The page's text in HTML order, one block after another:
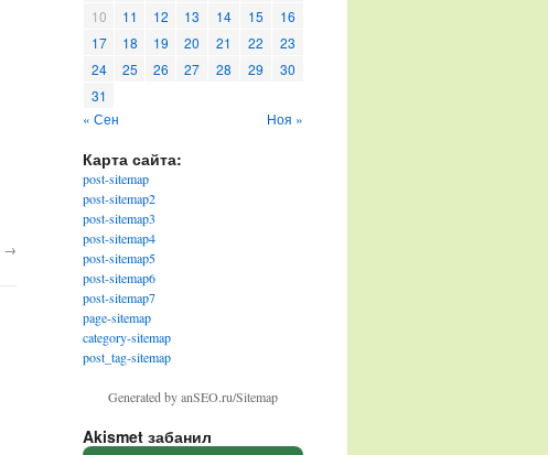
→
10
11 12 13 14 15
16
17
18 19 20 21 22
23
24
25 26 27 28 29
30
31
« Сен
Ноя »
Карта сайта:
post-sitemap
post-sitemap2
post-sitemap3
post-sitemap4
post-sitemap5
post-sitemap6
post-sitemap7
page-sitemap
category-sitemap
post_tag-sitemap
Generated by anSEO.ru/Sitemap
Akismet забанил